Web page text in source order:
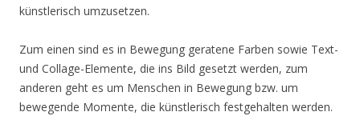
künstlerisch umzusetzen.
Zum einen sind es in Bewegung geratene Farben sowie Text-
und Collage-Elemente, die ins Bild gesetzt werden, zum
anderen geht es um Menschen in Bewegung bzw. um
bewegende Momente, die künstlerisch festgehalten werden.